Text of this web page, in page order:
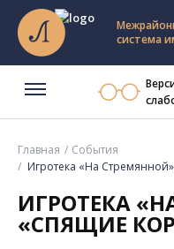
система
Главная
События
Игротека «На
ИГРОТЕКА
«СПЯЩИЕ